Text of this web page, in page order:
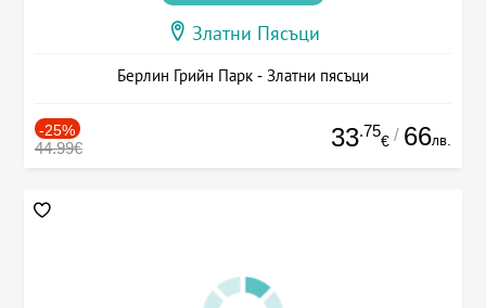
Златни Пясъци
Берлин Грийн Парк - Златни пясъци
-25%
44.99€ 33.75
€ / 66лв.